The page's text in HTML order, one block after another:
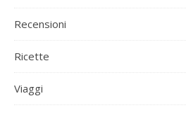
Recensioni
Ricette
Viaggi